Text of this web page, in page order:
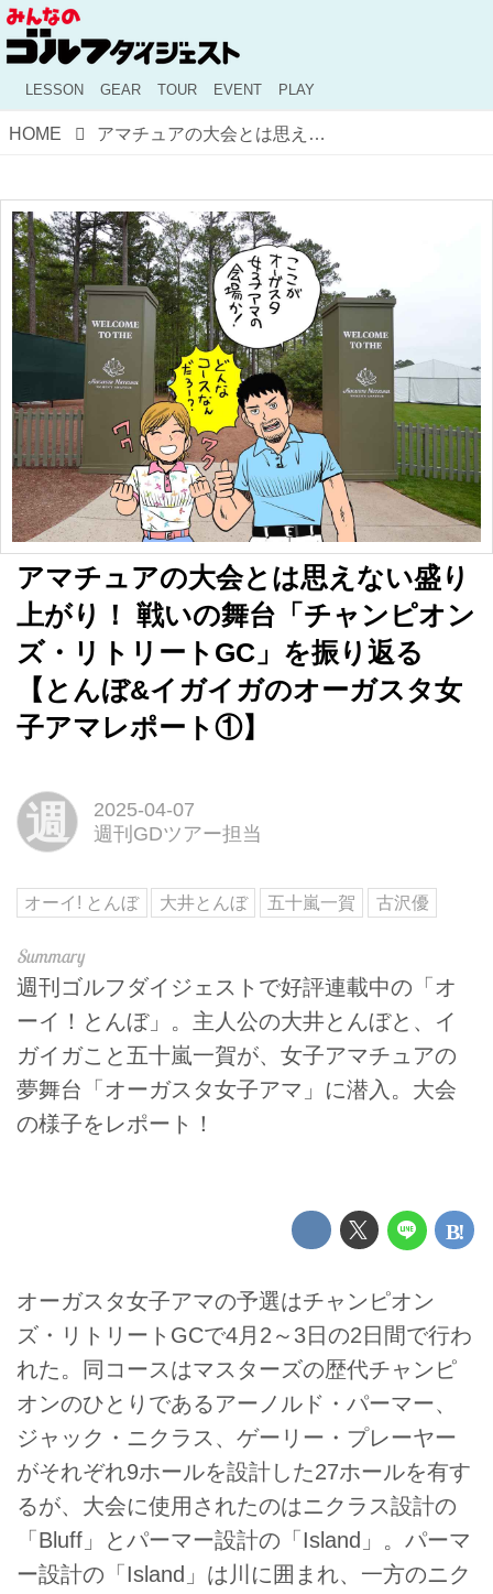
LESSON GEAR TOUR EVENT PLAY
HOME アマチュアの大会とは思えない盛り上がり！ 戦いの舞台「チャンピオンズ・リトリートGC」を振り返る【とんぼ&イガイガのオーガスタ女子アマレポート①】
アマチュアの大会とは思えない盛り
上がり！ 戦いの舞台「チャンピオン
ズ・リトリートGC」を振り返る
【とんぼ&イガイガのオーガスタ女
子アマレポート①】
週
2025-04-07
週刊GDツアー担当
オーイ! とんぼ 大井とんぼ 五十嵐一賀 古沢優
週刊ゴルフダイジェストで好評連載中の「オ
ーイ！とんぼ」。主人公の大井とんぼと、イ
ガイガこと五十嵐一賀が、女子アマチュアの
夢舞台「オーガスタ女子アマ」に潜入。大会
の様子をレポート！
オーガスタ女子アマの予選はチャンピオン
ズ・リトリートGCで4月2～3日の2日間で行わ
れた。同コースはマスターズの歴代チャンピ
オンのひとりであるアーノルド・パーマー、
ジャック・ニクラス、ゲーリー・プレーヤー
がそれぞれ9ホールを設計した27ホールを有す
るが、大会に使用されたのはニクラス設計の
「Bluff」とパーマー設計の「Island」。パーマ
ー設計の「Island」は川に囲まれ、一方のニク